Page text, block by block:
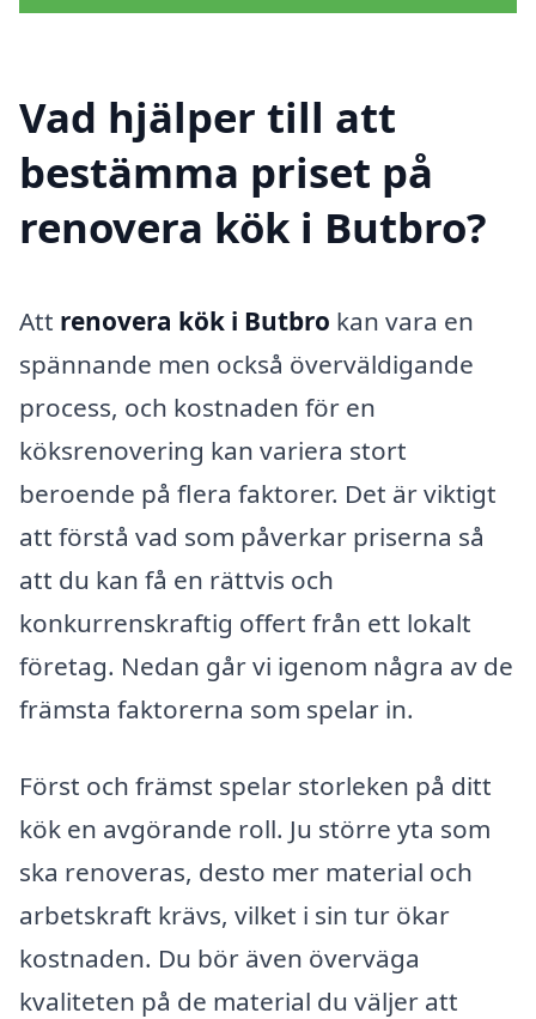
Vad hjälper till att
bestämma priset på
renovera kök i Butbro?
Att renovera kök i Butbro kan vara en
spännande men också överväldigande
process, och kostnaden för en
köksrenovering kan variera stort
beroende på flera faktorer. Det är viktigt
att förstå vad som påverkar priserna så
att du kan få en rättvis och
konkurrenskraftig offert från ett lokalt
företag. Nedan går vi igenom några av de
främsta faktorerna som spelar in.
Först och främst spelar storleken på ditt
kök en avgörande roll. Ju större yta som
ska renoveras, desto mer material och
arbetskraft krävs, vilket i sin tur ökar
kostnaden. Du bör även överväga
kvaliteten på de material du väljer att